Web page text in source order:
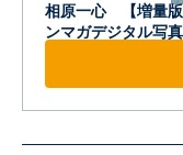
相原一心 【増量
ンマガデジタル写